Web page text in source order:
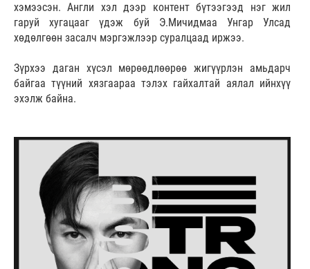
хэмээсэн. Англи хэл дээр контент бүтээгээд нэг жил
гаруй хугацааг үдэж буй Э.Мичидмаа Унгар Улсад
хөдөлгөөн засалч мэргэжлээр суралцаад иржээ.
Зүрхээ даган хүсэл мөрөөдлөөрөө жигүүрлэн амьдарч
байгаа түүний хязгаараа тэлэх гайхалтай аялал ийнхүү
эхэлж байна.